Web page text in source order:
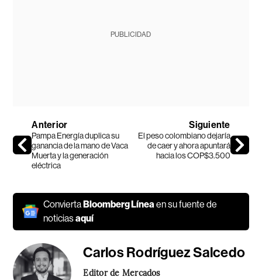
PUBLICIDAD
Anterior
Pampa Energía duplica su
ganancia de la mano de Vaca
Muerta y la generación
eléctrica
Siguiente
El peso colombiano dejaría
de caer y ahora apuntará
hacia los COP$3.500
ConviertaBloomberg Línea en su fuente de
noticiasaquí
Carlos Rodríguez Salcedo
Editor de Mercados